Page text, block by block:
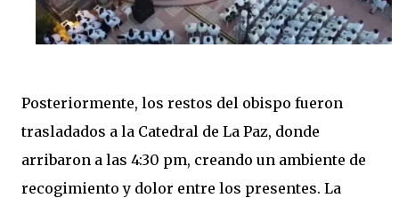
Posteriormente, los restos del obispo fueron
trasladados a la Catedral de La Paz, donde
arribaron a las 4:30 pm, creando un ambiente de
recogimiento y dolor entre los presentes. La